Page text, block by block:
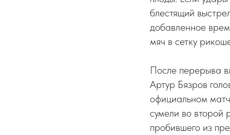
блестящий
добавленное
мяч в сетку
После перерыва
Артур Бязров
официальном
сумели во второй
пробившего из